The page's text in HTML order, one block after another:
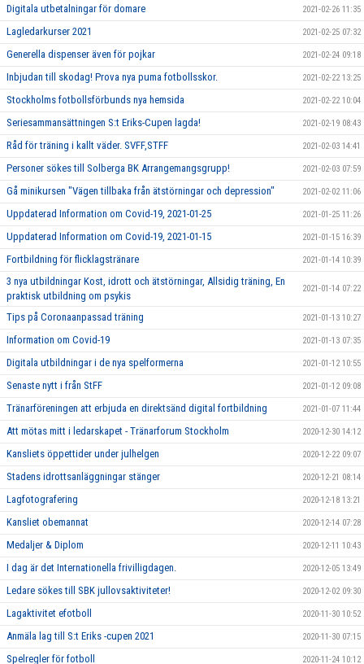
Digitala utbetalningar för domare 2021-02-26 11:35
Lagledarkurser 2021 2021-02-25 07:32
Generella dispenser även för pojkar 2021-02-24 09:18
Inbjudan till skodag! Prova nya puma fotbollsskor. 2021-02-22 13:25
Stockholms fotbollsförbunds nya hemsida 2021-02-22 10:04
Seriesammansättningen S:t Eriks-Cupen lagda! 2021-02-19 08:43
Råd för träning i kallt väder. SVFF,STFF 2021-02-03 14:41
Personer sökes till Solberga BK Arrangemangsgrupp! 2021-02-03 07:59
Gå minikursen "Vägen tillbaka från ätstörningar och depression" 2021-02-02 11:06
Uppdaterad Information om Covid-19, 2021-01-25 2021-01-25 11:26
Uppdaterad Information om Covid-19, 2021-01-15 2021-01-15 16:39
Fortbildning för flicklagstränare 2021-01-14 10:39
3 nya utbildningar Kost, idrott och ätstörningar, Allsidig träning, En
praktisk utbildning om psykis
2021-01-14 07:22
Tips på Coronaanpassad träning 2021-01-13 10:27
Information om Covid-19 2021-01-13 07:35
Digitala utbildningar i de nya spelformerna 2021-01-12 10:55
Senaste nytt i från StFF 2021-01-12 09:08
Tränarföreningen att erbjuda en direktsänd digital fortbildning 2021-01-07 11:44
Att mötas mitt i ledarskapet - Tränarforum Stockholm 2020-12-30 14:12
Kansliets öppettider under julhelgen 2020-12-22 09:07
Stadens idrottsanläggningar stänger 2020-12-21 08:14
Lagfotografering 2020-12-18 13:21
Kansliet obemannat 2020-12-14 07:28
Medaljer & Diplom 2020-12-11 10:43
I dag är det Internationella frivilligdagen. 2020-12-05 13:49
Ledare sökes till SBK jullovsaktiviteter! 2020-12-02 09:30
Lagaktivitet efotboll 2020-11-30 10:52
Anmäla lag till S:t Eriks -cupen 2021 2020-11-30 07:15
Spelregler för fotboll 2020-11-24 10:12